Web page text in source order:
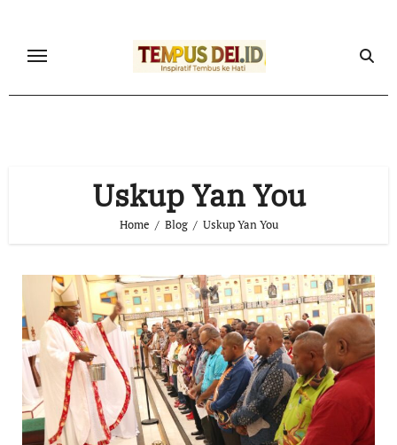
content
Uskup Yan You
Home Blog Uskup Yan You